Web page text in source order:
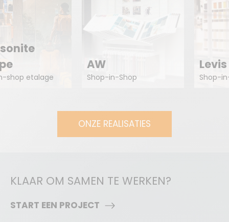
shop etalage
AW
Shop-in-Shop Shop-
ONZE REALISATIES
KLAAR OM SAMEN TE WERKEN?
START EEN PROJECT